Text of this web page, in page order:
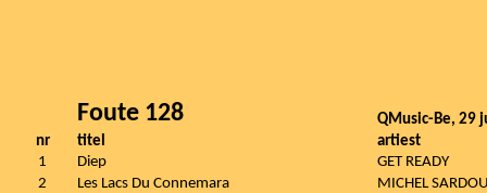
Foute 128
QMusic-Be, 29
nr
titel
artiest
1
Diep
GET READY
2
Les Lacs Du Connemara
MICHEL